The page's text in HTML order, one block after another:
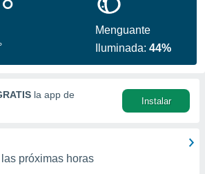
Menguante
Iluminada:44%
la app de
Instalar
próximas horas